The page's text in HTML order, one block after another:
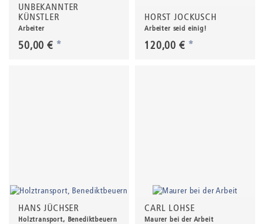
UNBEKANNTER
KÜNSTLER
Arbeiter
50,00 € *
HORST JOCKUSCH
Arbeiter seid einig!
120,00 € *
HANS JÜCHSER
Holztransport, Benediktbeuern
CARL LOHSE
Maurer bei der Arbeit